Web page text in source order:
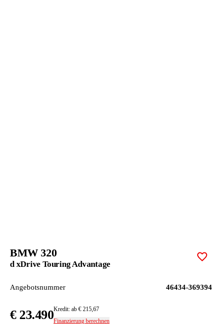
BMW 320
d xDrive Touring Advantage Zur
Angebotsnummer 46434-369394
€ 23.490Kredit: ab € 215,67
Finanzierung berechnen